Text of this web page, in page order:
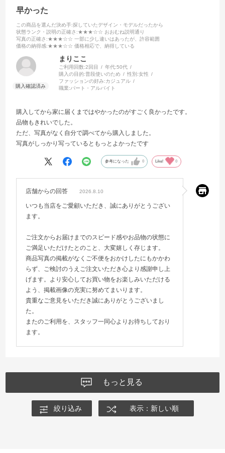
早かった
この商品を選んだ決め手:探していたデザイン・モデルだったから
状態ランク・説明の正確さ :★★★☆☆ おおむね説明通り
写真の正確さ :★★★☆☆ 一部に少し違いはあったが、許容範囲
価格の納得感:★★★☆☆ 価格相応で、納得している
まりここ
ご利用回数:2回目 年代:50代
購入の目的:普段使いのため 性別:女性
ファッションの好み:カジュアル
職業:パート・アルバイト
購入してから家に届くまではやかったのがすごく良かったです。
品物もきれいでした。
ただ、写真がなく自分で調べてから購入しました。
写真がしっかり写っているともっとよかったです
参考になった 0 Like! 0
店舗からの回答 2026.8.10
いつも当店をご愛顧いただき、誠にありがとうござい
ます。
ご注文からお届けまでのスピード感やお品物の状態に
ご満足いただけたとのこと、大変嬉しく存じます。
商品写真の掲載がなくご不便をおかけしたにもかかわ
らず、ご検討のうえご注文いただき心より感謝申し上
げます。より安心してお買い物をお楽しみいただける
よう、掲載画像の充実に努めてまいります。
貴重なご意見をいただき誠にありがとうございまし
た。
またのご利用を、スタッフ一同心よりお待ちしており
ます。
もっと見る
絞り込み 表示：新しい順